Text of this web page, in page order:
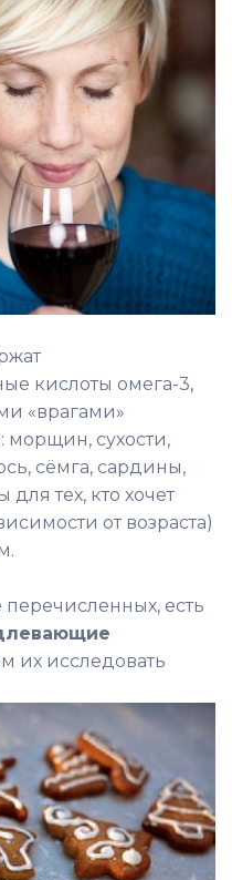
кислоты омега-3,
«врагами»
морщин, сухости,
сёмга, сардины,
тех, кто хочет
от возраста)
есть
их исследовать